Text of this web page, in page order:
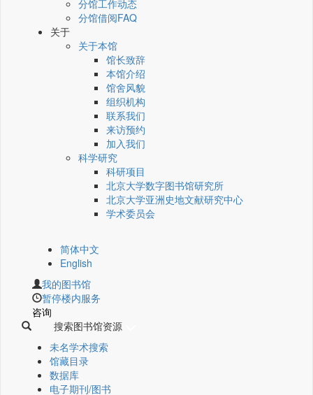
分馆工作动态
分馆借阅FAQ
关于
关于本馆
馆长致辞
本馆介绍
馆舍风貌
组织机构
联系我们
来访预约
加入我们
科学研究
科研项目
北京大学数字图书馆研究所
北京大学亚洲史地文献研究中心
学术委员会
简体中文
English
我的图书馆
暂停楼内服务
咨询
搜索图书馆资源
未名学术搜索
馆藏目录
数据库
电子期刊/图书